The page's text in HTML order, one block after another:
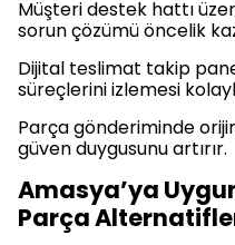
Müşteri destek hattı
sorun çözümü öncelik
Dijital teslimat takip
süreçlerini izlemesi
Parça gönderiminde
güven duygusunu artırır.
Amasya’ya
Parça